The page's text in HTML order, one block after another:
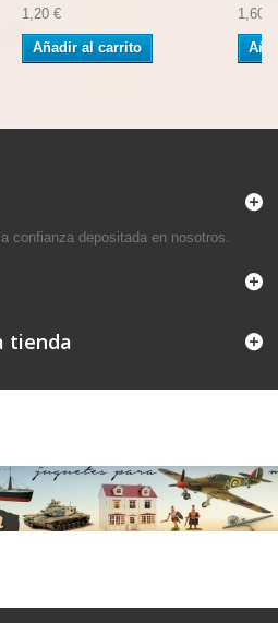
1,20 €
Añadir al carrito
1,60 €
confianza depositada en nosotros.
tienda